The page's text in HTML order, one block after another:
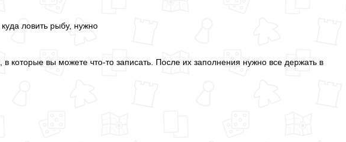
ловить рыбу, нужно
которые вы можете что-то записать. После их заполнения нужно все держать в